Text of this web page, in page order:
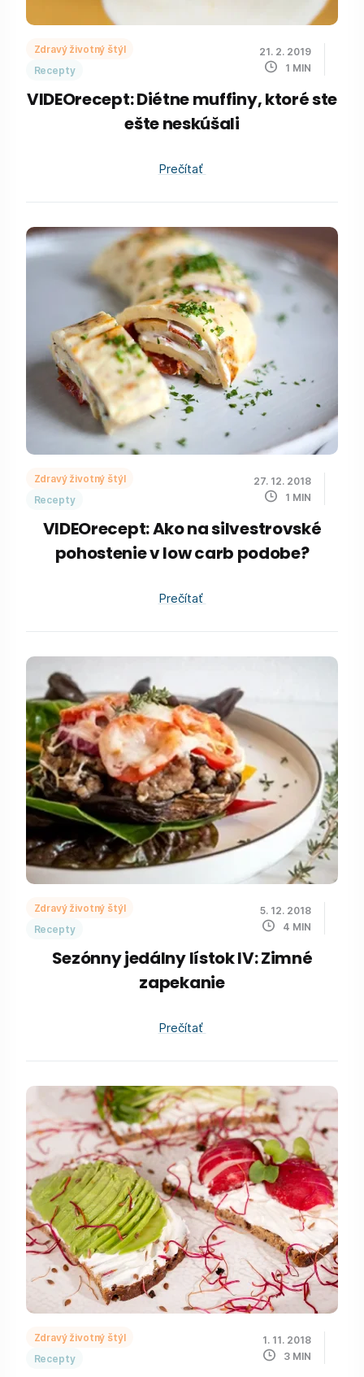
Zdravý životný štýl
Recepty
21. 2. 2019
1 MIN
VIDEOrecept: Diétne muffiny, ktoré ste
ešte neskúšali
Prečítať
Zdravý životný štýl
Recepty
27. 12. 2018
1 MIN
VIDEOrecept: Ako na silvestrovské
pohostenie v low carb podobe?
Prečítať
Zdravý životný štýl
Recepty
5. 12. 2018
4 MIN
Sezónny jedálny lístok IV: Zimné
zapekanie
Prečítať
Zdravý životný štýl
Recepty
1. 11. 2018
3 MIN